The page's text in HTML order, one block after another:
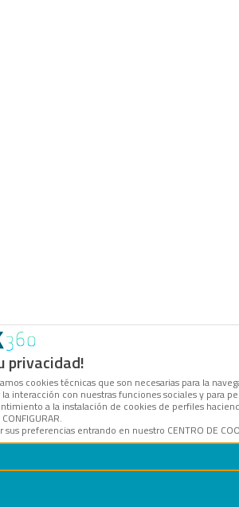
privacidad!
cookies técnicas que son necesarias para la
interacción con nuestras funciones sociales y
a la instalación de cookies de perfiles
preferencias entrando en nuestro CENTRO DE